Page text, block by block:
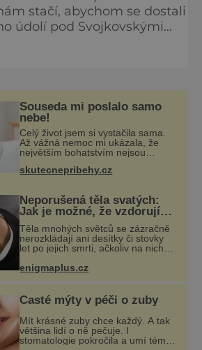
stačí, abychom se dostali
údolí pod Svojkovskými
Kdysi se jmenovalo
K údolí se váže řada pověstí,
Jaroslava ze Svojkova a
Souseda mi poslalo samo
nebe!
Celý život jsem si vystačila sama.
Až vážná nemoc mi ukázala, že
největším bohatstvím nejsou
který je ochotný podat pomocnou
skutecnepribehy.cz
Neporušená těla svatých:
Jak je možné, že vzdorují
času?
Těla mnohých světců se zázračně
nerozkládají ani desítky či stovky
let po jejich smrti, ačkoliv na nich
balzamování či jiné pokusy o
enigmaplus.cz
Časté mýty v péči o zuby
Mít krásné zuby chce každý. A tak
většina lidí o ně pečuje. I
stomatologie pokročila a umí téměř